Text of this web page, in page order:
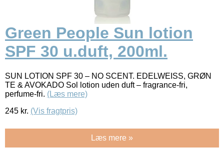
Green People Sun lotion
SPF 30 u.duft, 200ml.
SUN LOTION SPF 30 – NO SCENT. EDELWEISS, GRØN
TE & AVOKADO Sol lotion uden duft – fragrance-fri,
perfume-fri. (Læs mere)
245 kr. (Vis fragtpris)
Læs mere »